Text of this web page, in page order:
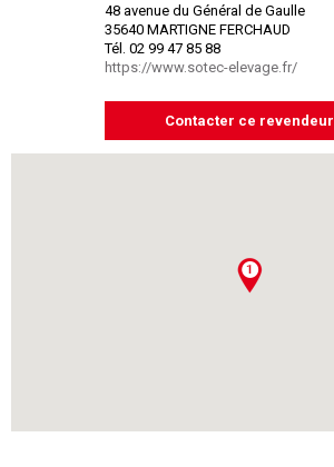
48 avenue du Général de Gaulle
35640 MARTIGNE FERCHAUD
Tél. 02 99 47 85 88
https://www.sotec-elevage.fr/
Contacter ce revendeur